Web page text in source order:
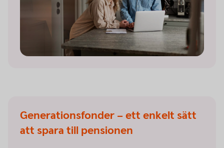
Generationsfonder – ett enkelt sätt
att spara till pensionen